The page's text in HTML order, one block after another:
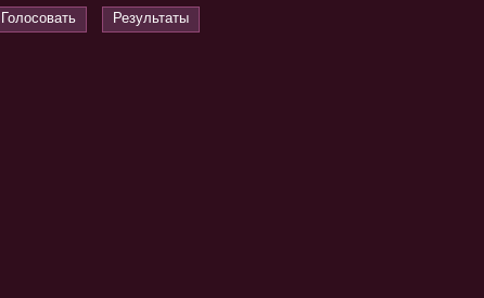
Голосовать Результаты